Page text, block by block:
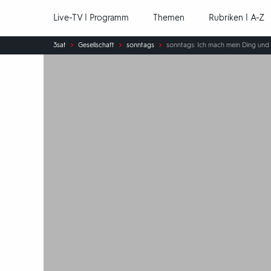
Live-TV | Programm Themen Rubriken | A-Z
Sie
sind
3sat Gesellschaft sonntags sonntags: Ich mach mein Ding